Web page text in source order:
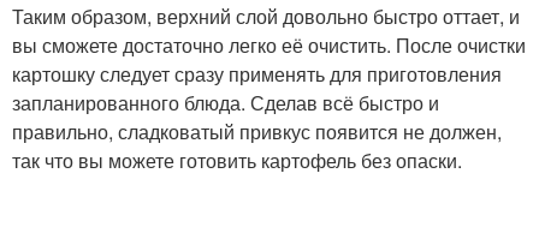
Таким образом, верхний слой довольно быстро оттает, и
вы сможете достаточно легко её очистить. После очистки
картошку следует сразу применять для приготовления
запланированного блюда. Сделав всё быстро и
правильно, сладковатый привкус появится не должен,
так что вы можете готовить картофель без опаски.